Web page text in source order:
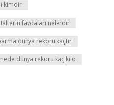
kimdir
faydaları nelerdir
dünya rekoru kaçtır
dünya rekoru kaç kilo